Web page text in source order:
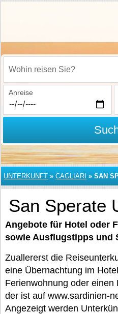
Wohin reisen Sie?
Anreise
UNTERKUNFT » CAGLIARI » SAN
San Sperate
Angebote für Hotel oder
sowie Ausflugstipps und
Zuallererst die
eine Übernachtung im
Ferienwohnung oder
der ist auf www.sardinien-
Angezeigt werden